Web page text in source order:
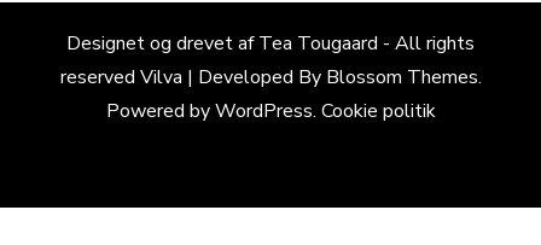
Designet og drevet af Tea Tougaard - All rights
reserved Vilva | Developed By Blossom Themes.
Powered byWordPress. Cookie politik